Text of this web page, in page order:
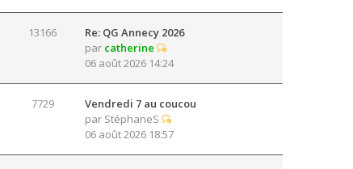
13166
Re: QG Annecy 2026
par catherine
06 août 2026 14:24
7729
Vendredi 7 au coucou
par StéphaneS
06 août 2026 18:57